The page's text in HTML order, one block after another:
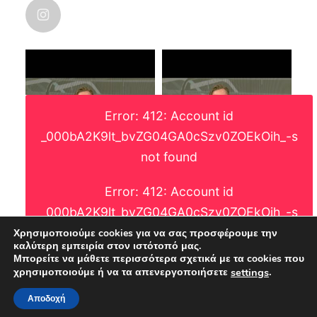
Οι χάρτες λένε πάντα την αλήθεια. Και
χαρτογράφου, είναι η γεωγραφική διάσταση
Μια που δεν το είδα κάπου. Και αφού ούτε η
ΕΛΣΤΑΤ δεν μας το έχει δώσει ακόμη, οι
μεταβολές του πληθυσμού στην χώρα.
ar
NICOLAS KARANIKOLAS
@nic_karanikolas
·
Τεχνητή νοημοσύνη. Ουτοπία ή δυστοπία.
https://enamazi.gr/%cf%84%ce%b5%cf%87%c
nicolas_karanikolas
Error: 412: Account id
_000bA2K9lt_bvZG04GA0cSzv0ZOEkOih_-s
not found
Error: 412: Account id
_000bA2K9lt_bvZG04GA0cSzv0ZOEkOih_-s
not found
Χρησιμοποιούμε cookies για να σας προσφέρουμε την
καλύτερη εμπειρία στον ιστότοπό μας.
Μπορείτε να μάθετε περισσότερα σχετικά με τα cookies που
χρησιμοποιούμε ή να τα απενεργοποιήσετε settings.
Αποδοχή